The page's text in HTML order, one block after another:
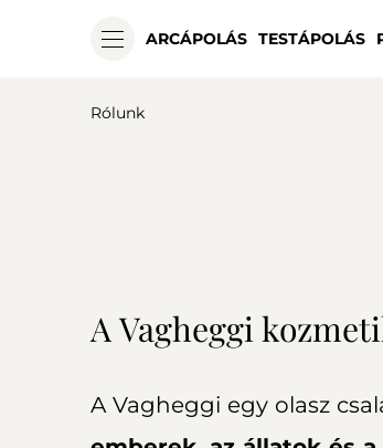
ARCÁPOLÁS TESTÁPOLÁS
Rólunk
A Vagheggi
A Vagheggi egy olasz